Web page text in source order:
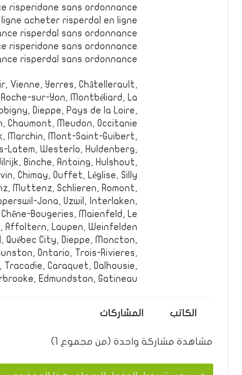
risperidone sans ordonnance
acheter risperdal en ligne
risperdal sans ordonnance
risperidone sans ordonnance
risperdal sans ordonnance
Vienne, Yerres, Châtellerault,
sur-Yon, Montbéliard, La
Dieppe, Pays de la Loire,
Chaumont, Meudon, Occitanie.
Marchin, Mont-Saint-Guibert,
Latem, Westerlo, Huldenberg,
Binche, Antoing, Hulshout,
Chimay, Ouffet, Léglise, Silly.
Muttenz, Schlieren, Romont,
Jona, Uzwil, Interlaken,
Bougeries, Maienfeld, Le
Affoltern, Laupen, Weinfelden.
Québec City, Dieppe, Moncton,
Ontario, Trois-Rivieres,
Caraquet, Dalhousie,
Edmundston, Gatineau.
الكاتب المشاركات
مشاهدة مشاركة واحدة (من مجموع 1)